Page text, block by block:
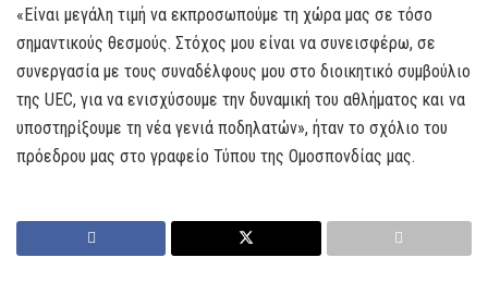
«Είναι μεγάλη τιμή να εκπροσωπούμε τη χώρα μας σε τόσο
σημαντικούς θεσμούς. Στόχος μου είναι να συνεισφέρω, σε
συνεργασία με τους συναδέλφους μου στο διοικητικό συμβούλιο
της UEC, για να ενισχύσουμε την δυναμική του αθλήματος και να
υποστηρίξουμε τη νέα γενιά ποδηλατών», ήταν το σχόλιο του
πρόεδρου μας στο γραφείο Τύπου της Ομοσπονδίας μας.